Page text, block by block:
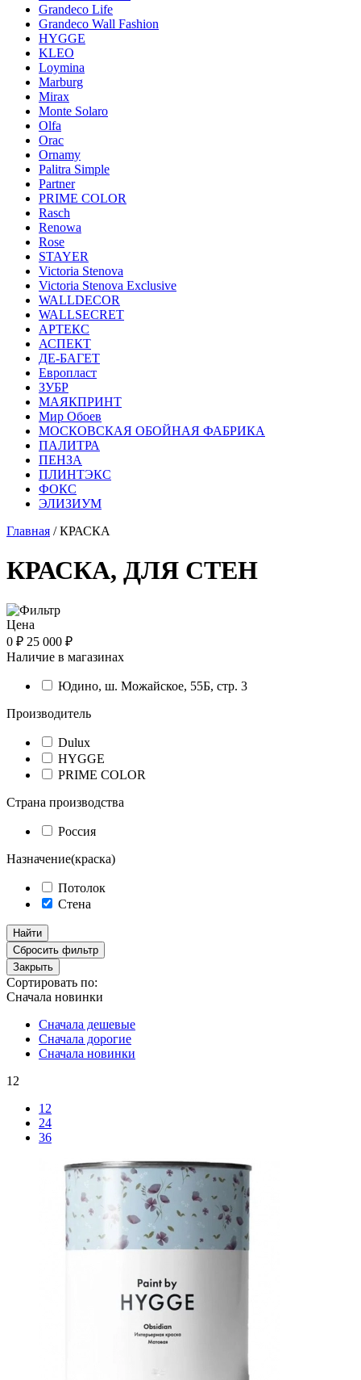
Grandeco Life
Grandeco Wall Fashion
HYGGE
KLEO
Loymina
Marburg
Mirax
Monte Solaro
Olfa
Orac
Ornamy
Palitra Simple
Partner
PRIME COLOR
Rasch
Renowa
Rose
STAYER
Victoria Stenova
Victoria Stenova Exclusive
WALLDECOR
WALLSECRET
АРТЕКС
АСПЕКТ
ДЕ-БАГЕТ
Европласт
ЗУБР
МАЯКПРИНТ
Мир Обоев
МОСКОВСКАЯ ОБОЙНАЯ ФАБРИКА
ПАЛИТРА
ПЕНЗА
ПЛИНТЭКС
ФОКС
ЭЛИЗИУМ
Главная / КРАСКА
КРАСКА, ДЛЯ СТЕН
Цена
0 ₽ 25 000 ₽
Наличие в магазинах
Юдино, ш. Можайское, 55Б, стр. 3
Производитель
Dulux
HYGGE
PRIME COLOR
Страна производства
Россия
Назначение(краска)
Потолок
Стена
Найти
Сбросить фильтр
Закрыть
Сортировать по:
Сначала новинки
Сначала дешевые
Сначала дорогие
Сначала новинки
12
12
24
36